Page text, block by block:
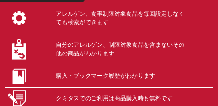
アレルゲン、食事制限対象食品を毎回設定しなく
ても検索ができます
自分のアレルゲン、制限対象食品を含まないその
他の商品がわかります
購入・ブックマーク履歴がわかります
クミタスでのご利用は商品購入時も無料です